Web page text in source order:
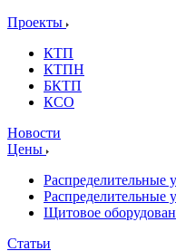
Проекты
КТП
КТПН
БКТП
КСО
Новости
Цены
Распределительные
Распределительные
Щитовое
Статьи